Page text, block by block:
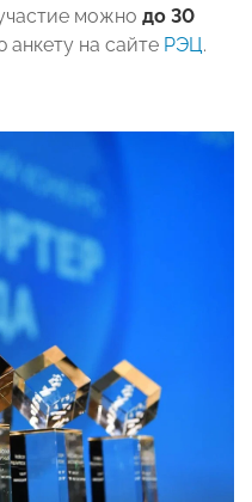
можно до 30
анкету на сайте РЭЦ.